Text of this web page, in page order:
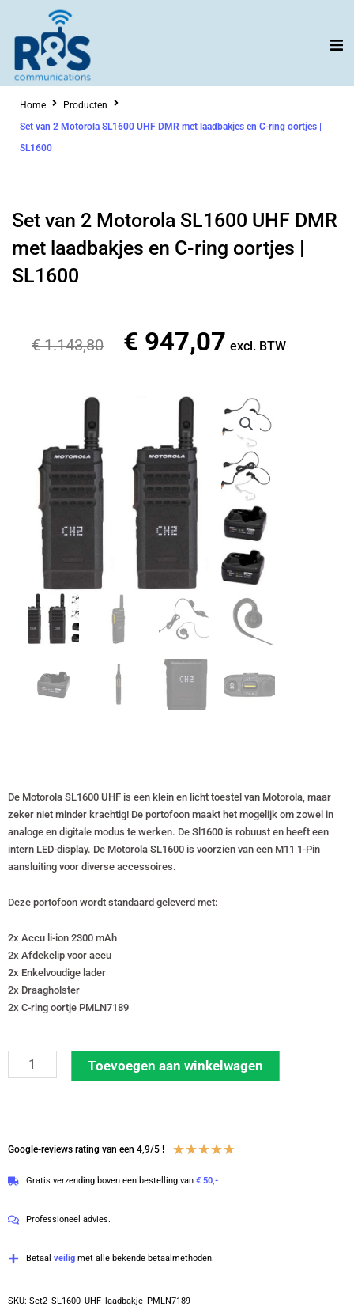
inhoud
Home
Producten
Set van 2 Motorola SL1600 UHF DMR met laadbakjes en C-ring oortjes |
SL1600
Set van 2 Motorola SL1600 UHF DMR
met laadbakjes en C-ring oortjes |
SL1600
€1.143,80
Oorspronkelijke
€ 1.143,80.
€ 947,07 Huidige
€ 947,07.
excl. BTW
De Motorola SL1600 UHF is een klein en licht toestel van Motorola, maar
zeker niet minder krachtig! De portofoon maakt het mogelijk om zowel in
analoge en digitale modus te werken. De Sl1600 is robuust en heeft een
intern LED-display. De Motorola SL1600 is voorzien van een M11 1-Pin
aansluiting voor diverse accessoires.
Deze portofoon wordt standaard geleverd met:
2x Accu li-ion 2300 mAh
2x Afdekclip voor accu
2x Enkelvoudige lader
2x Draagholster
2x C-ring oortje PMLN7189
van
SL1600
DMR
en
ring
Toevoegen aan winkelwagen
Google-reviews rating van een 4,9/5 ! ★★★★★
Gratis verzending boven een bestelling van € 50,-
Professioneel advies.
Betaal veilig met alle bekende betaalmethoden.
SKU: Set2_SL1600_UHF_laadbakje_PMLN7189